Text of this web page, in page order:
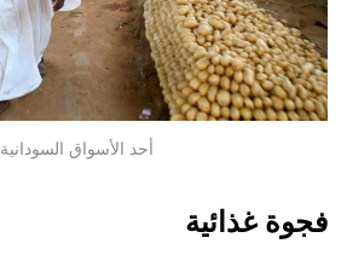
أحد الأسواق السودانية
فجوة غذائية